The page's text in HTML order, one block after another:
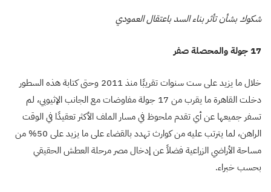
شكوك بشأن تأثر بناء السد باعتقال العمودي
17 جولة والمحصلة صفر
خلال ما يزيد على ست سنوات تقريبًا منذ 2011 وحتى كتابة هذه السطور
دخلت القاهرة ما يقرب من 17 جولة مفاوضات مع الجانب الإثيوبي، لم
تسفر جميعها عن أي تقدم ملحوظ في مسار الملف الأكثر تعقيدًا في الوقت
الراهن، لما يترتب عليه من كوارث تهدد بالقضاء على ما يزيد على 50% من
مساحة الأراضي الزراعية فضلاً عن إدخال مصر مرحلة العطش الحقيقي
بحسب خبراء.